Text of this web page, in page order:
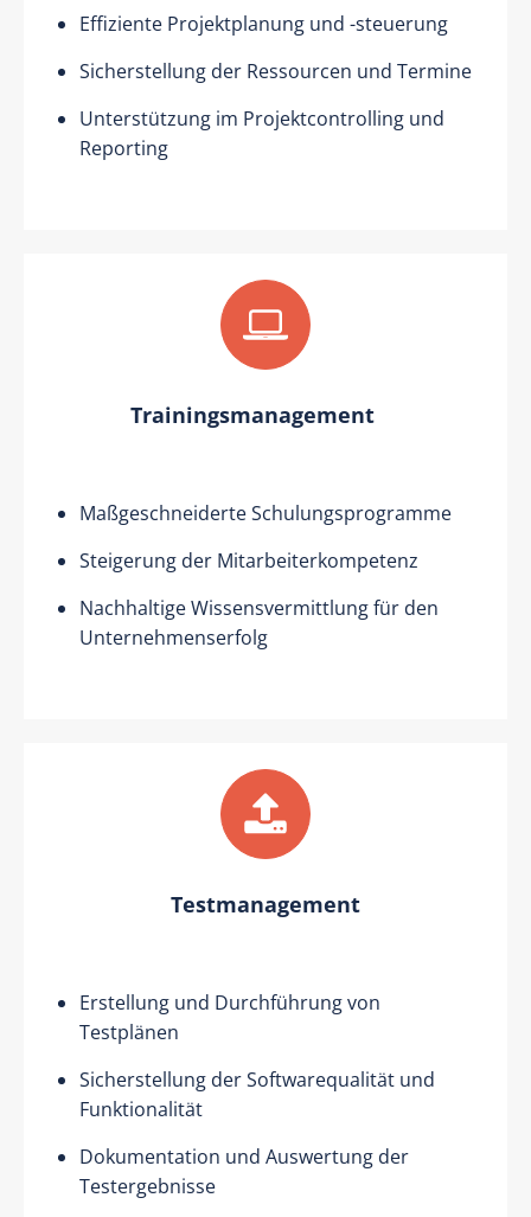
Effiziente Projektplanung und -steuerung
Sicherstellung der Ressourcen und Termine
Unterstützung im Projektcontrolling und
Reporting
Trainingsmanagement
Maßgeschneiderte Schulungsprogramme
Steigerung der Mitarbeiterkompetenz
Nachhaltige Wissensvermittlung für den
Unternehmenserfolg
Testmanagement
Erstellung und Durchführung von
Testplänen
Sicherstellung der Softwarequalität und
Funktionalität
Dokumentation und Auswertung der
Testergebnisse